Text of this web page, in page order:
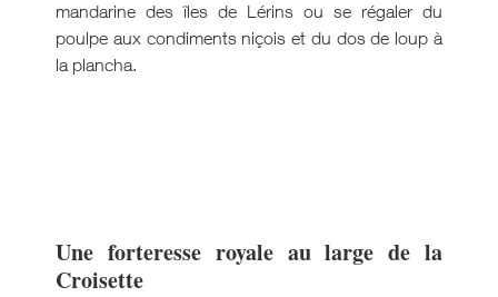
mandarine des îles de Lérins ou se régaler du
poulpe aux condiments niçois et du dos de loup à
la plancha.
Une forteresse royale au large de la
Croisette